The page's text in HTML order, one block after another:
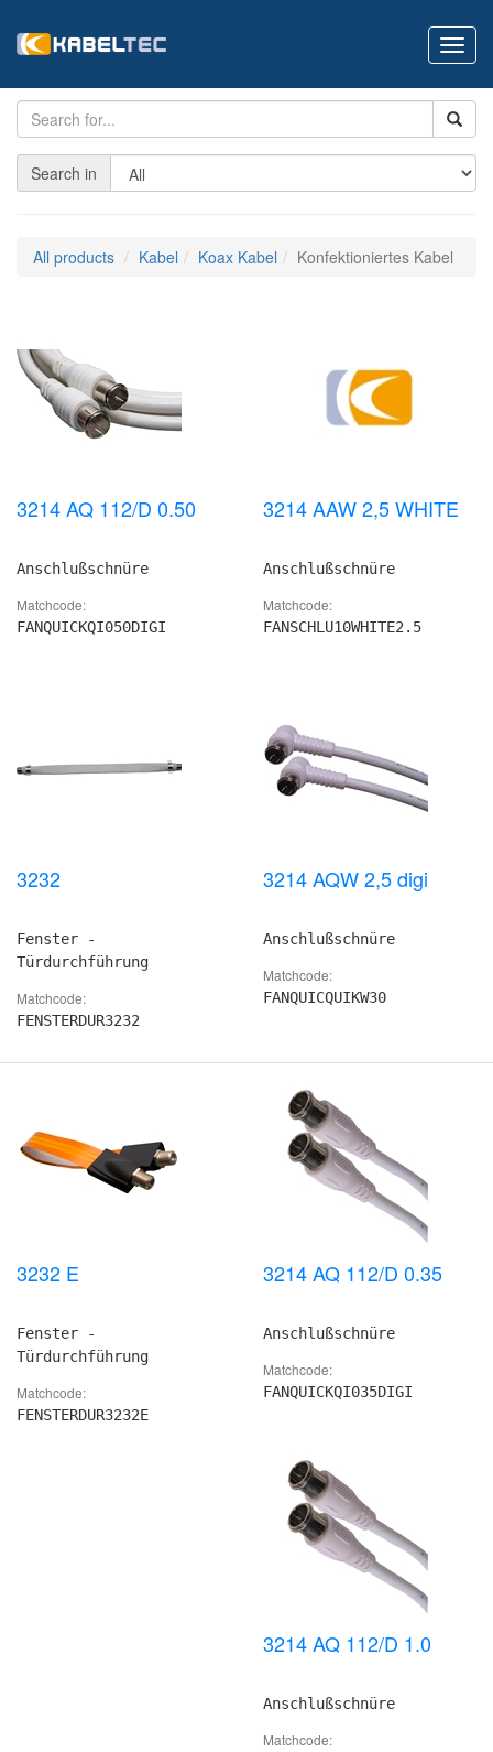
Search in
All products Kabel Koax Kabel Konfektioniertes Kabel
3214 AQ 112/D 0.50
Anschlußschnüre
Matchcode:
FANQUICKQI050DIGI
3214 AAW 2,5 WHITE
Anschlußschnüre
Matchcode:
FANSCHLU10WHITE2.5
3232
Fenster -
Türdurchführung
Matchcode:
FENSTERDUR3232
3214 AQW 2,5 digi
Anschlußschnüre
Matchcode:
FANQUICQUIKW30
3232 E
Fenster -
Türdurchführung
Matchcode:
FENSTERDUR3232E
3214 AQ 112/D 0.35
Anschlußschnüre
Matchcode:
FANQUICKQI035DIGI
3214 AQ 112/D 1.0
Anschlußschnüre
Matchcode: